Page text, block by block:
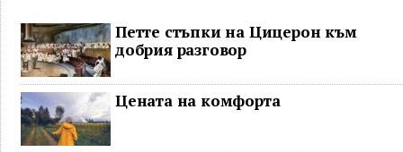
Петте стъпки на Цицерон към
добрия разговор
Цената на комфорта